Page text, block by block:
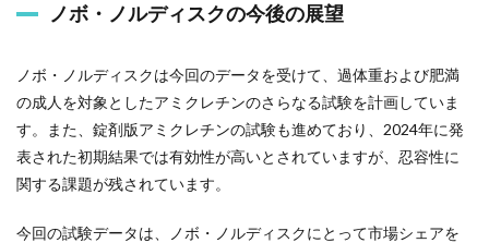
ノボ・ノルディスクの今後の展望
ノボ・ノルディスクは今回のデータを受けて、過体重および肥満
の成人を対象としたアミクレチンのさらなる試験を計画していま
す。また、錠剤版アミクレチンの試験も進めており、2024年に発
表された初期結果では有効性が高いとされていますが、忍容性に
関する課題が残されています。
今回の試験データは、ノボ・ノルディスクにとって市場シェアを